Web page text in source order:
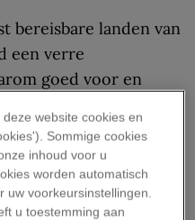
bereisbare landen van
een verre
goed voor en
, geeft 8 tips.
website cookies en
Sommige cookies
inhoud voor u
worden automatisch
uw voorkeursinstellingen.
u toestemming aan